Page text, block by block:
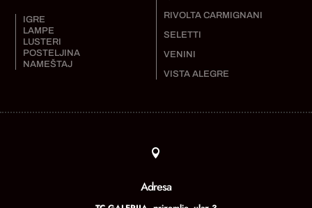
IGRE
LAMPE
LUSTERI
POSTELJINA
NAMEŠTAJ
RIVOLTA CARMIGNANI
SELETTI
VENINI
VISTA ALEGRE

Adresa